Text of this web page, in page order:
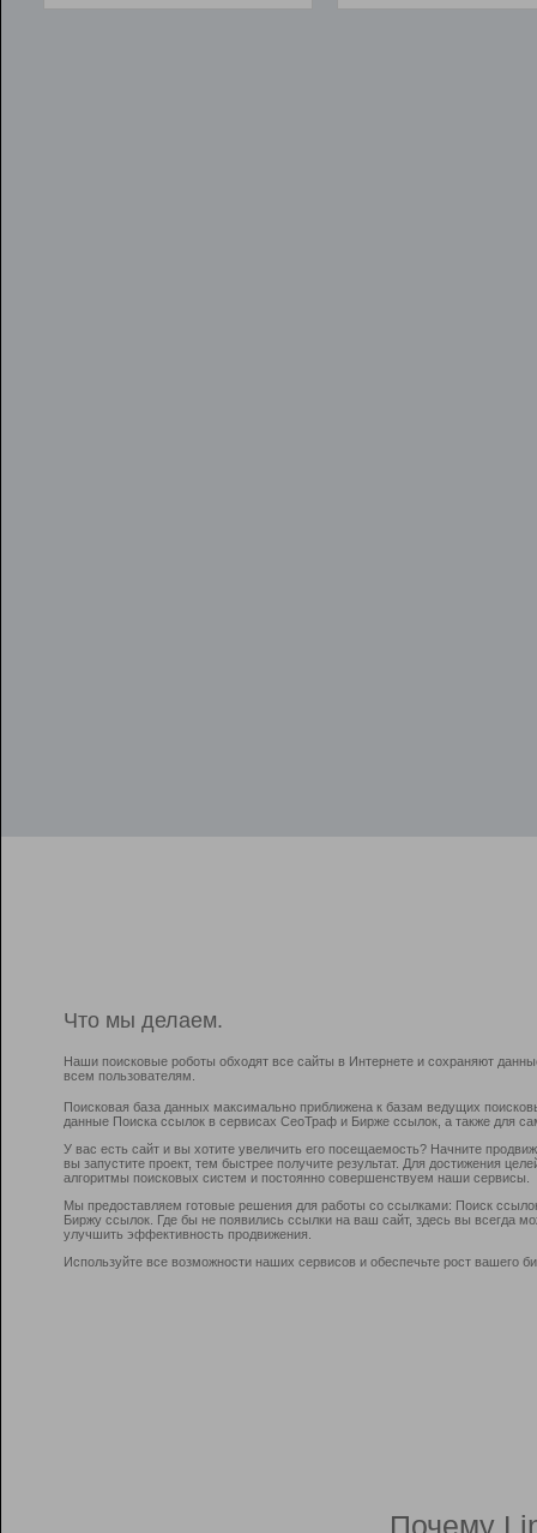
Что мы делаем.
Наши поисковые роботы обходят все сайты в Интернете и сохраняют
всем пользователям.
Поисковая база данных максимально приближена к базам ведущих
данные Поиска ссылок в сервисах СеоТраф и Бирже ссылок, а также для
У вас есть сайт и вы хотите увеличить его посещаемость? Начните
вы запустите проект, тем быстрее получите результат. Для достижения
алгоритмы поисковых систем и постоянно совершенствуем наши сервисы.
Мы предоставляем готовые решения для работы со ссылками: Поиск
Биржу ссылок. Где бы не появились ссылки на ваш сайт, здесь вы всегда
улучшить эффективность продвижения.
Используйте все возможности наших сервисов и обеспечьте рост вашего
Почему